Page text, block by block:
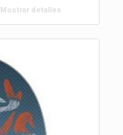
Mostrar detalles